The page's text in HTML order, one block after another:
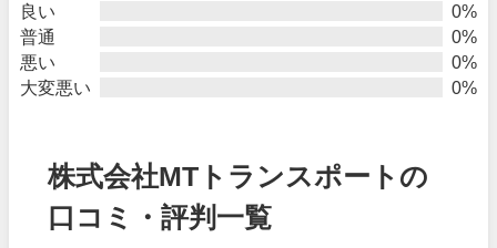
良い
0%
普通
0%
悪い
0%
大変悪い
0%
株式会社MTトランスポートの
口コミ・評判一覧